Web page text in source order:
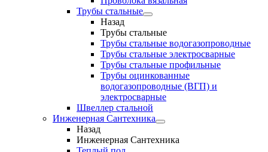
Трубы стальные
Назад
Трубы стальные
Трубы стальные водогазопроводные
Трубы стальные электросварные
Трубы стальные профильные
Трубы оцинкованные
водогазопроводные (ВГП) и
электросварные
Швеллер стальной
Инженерная Сантехника
Назад
Инженерная Сантехника